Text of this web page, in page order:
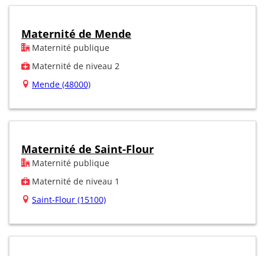
Maternité de Mende
Maternité publique
Maternité de niveau 2
Mende (48000)
Maternité de Saint-Flour
Maternité publique
Maternité de niveau 1
Saint-Flour (15100)